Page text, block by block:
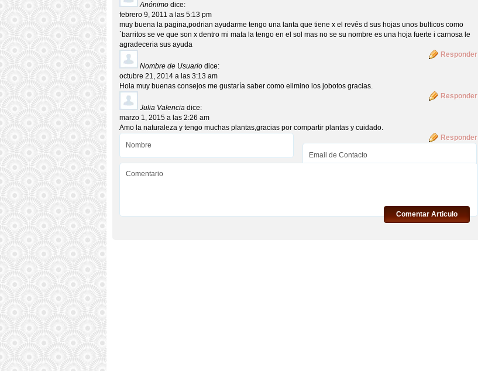
Anónimo dice:
febrero 9, 2011 a las 5:13 pm
muy buena la pagina,podrian ayudarme tengo una lanta que tiene x el revés d sus hojas unos bulticos como
´barritos se ve que son x dentro mi mata la tengo en el sol mas no se su nombre es una hoja fuerte i carnosa le
agradeceria sus ayuda
Responder
Nombre de Usuario dice:
octubre 21, 2014 a las 3:13 am
Hola muy buenas consejos me gustaría saber como elimino los jobotos gracias.
Responder
Julia Valencia dice:
marzo 1, 2015 a las 2:26 am
Amo la naturaleza y tengo muchas plantas,gracias por compartir plantas y cuidado.
Responder
Comentar Articulo